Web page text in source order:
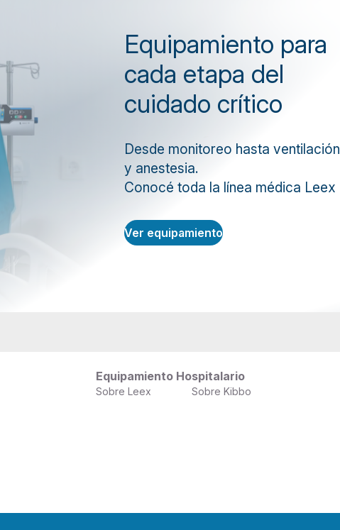
Equipamiento para
cada etapa del
cuidado crítico
Desde monitoreo hasta ventilación
y anestesia.
Conocé toda la línea médica Leex
Ver equipamiento
Equipamiento Hospitalario
Sobre Leex Sobre Kibbo